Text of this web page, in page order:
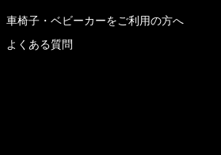
車椅子・ベビーカーをご利用の方へ
よくある質問